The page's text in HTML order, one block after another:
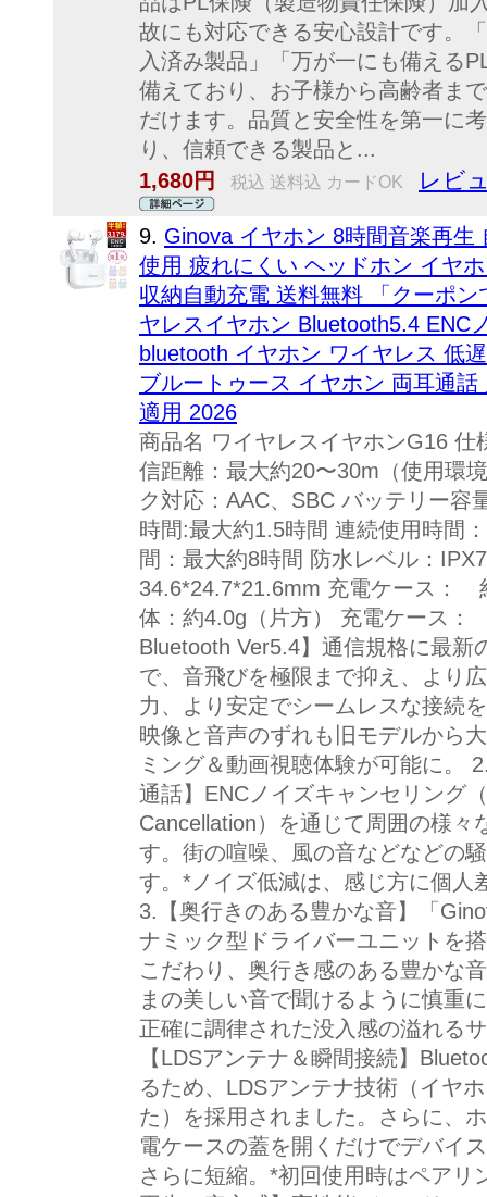
故にも対応できる安心設計です。
入済み製品」「万が一にも備える
備えており、お子様から高齢者ま
だけます。品質と安全性を第一に
り、信頼できる製品と...
1,680円
税込 送料込 カードOK レビ
9. Ginova イヤホン 8時間音楽再生
使用 疲れにくい ヘッドホン イヤ
収納自動充電 送料無料 「クーポ
ヤレスイヤホン Bluetooth5.4 ENC
bluetooth イヤホン ワイヤレス 低
ブルートゥース イヤホン 両耳通
適用 2026
商品名 ワイヤレスイヤホンG16
信距離：最大約20〜30m（使用環
ク対応：AAC、SBC バッテリー容
時間:最大約1.5時間 連続使用時間
間：最大約8時間 防水レベル：
34.6*24.7*21.6mm 充電ケース：
体：約4.0g（片方） 充電ケース
Bluetooth Ver5.4】通信規格に最新
で、音飛びを極限まで抑え、より
力、より安定でシームレスな接続
映像と音声のずれも旧モデルから
ミング＆動画視聴体験が可能に。
通話】ENCノイズキャンセリング
Cancellation）を通じて周囲の様々
す。街の喧噪、風の音などなどの
す。*ノイズ低減は、感じ方に個人
3.【奥行きのある豊かな音】「
ナミック型ドライバーユニットを
こだわり、奥行き感のある豊かな
まの美しい音で聞けるように慎重
正確に調律された没入感の溢れる
【LDSアンテナ＆瞬間接続】
るため、LDSアンテナ技術（イヤ
た）を採用されました。さらに、
電ケースの蓋を開くだけでデバイ
さらに短縮。*初回使用時はペアリ